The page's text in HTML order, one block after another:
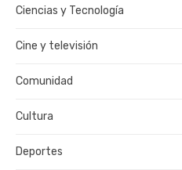
Ciencias y Tecnología
Cine y televisión
Comunidad
Cultura
Deportes